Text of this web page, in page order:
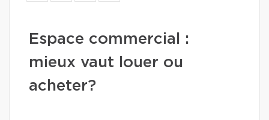
Espace commercial :
mieux vaut louer ou
acheter?